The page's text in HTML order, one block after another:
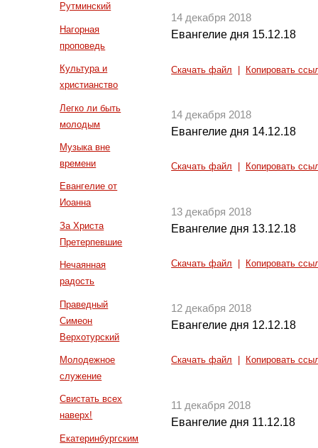
Рутминский
Нагорная
проповедь
Культура и
христианство
Легко ли быть
молодым
Музыка вне
времени
Евангелие от
Иоанна
За Христа
Претерпевшие
Нечаянная
радость
Праведный
Симеон
Верхотурский
Молодежное
служение
Свистать всех
наверх!
Екатеринбургским
14 декабря 2018
Евангелие дня 15.12.18
Скачать файл Копировать
14 декабря 2018
Евангелие дня 14.12.18
Скачать файл Копировать
13 декабря 2018
Евангелие дня 13.12.18
Скачать файл Копировать
12 декабря 2018
Евангелие дня 12.12.18
Скачать файл Копировать
11 декабря 2018
Евангелие дня 11.12.18